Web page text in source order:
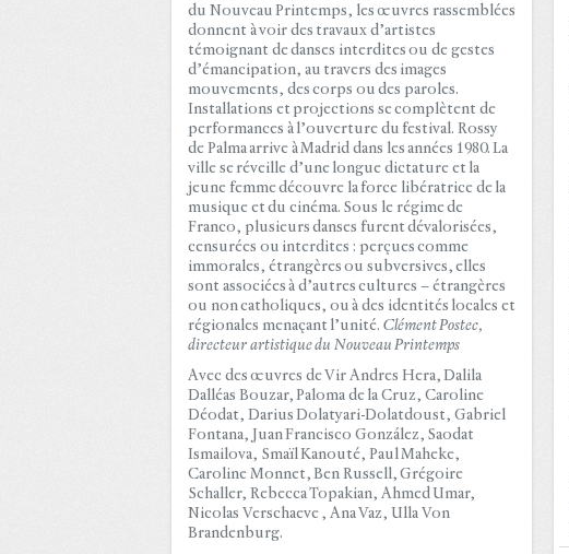
du Nouveau Printemps, les œuvres rassemblées
donnent à voir des travaux d’artistes
témoignant de danses interdites ou de gestes
d’émancipation, au travers des images
mouvements, des corps ou des paroles.
Installations et projections se complètent de
performances à l’ouverture du festival. Rossy
de Palma arrive à Madrid dans les années 1980. La
ville se réveille d’une longue dictature et la
jeune femme découvre la force libératrice de la
musique et du cinéma. Sous le régime de
Franco, plusieurs danses furent dévalorisées,
censurées ou interdites : perçues comme
immorales, étrangères ou subversives, elles
sont associées à d’autres cultures – étrangères
ou non catholiques, ou à des identités locales et
régionales menaçant l’unité. Clément Postec,
directeur artistique du Nouveau Printemps
Avec des œuvres de Vir Andres Hera, Dalila
Dalléas Bouzar, Paloma de la Cruz, Caroline
Déodat, Darius Dolatyari-Dolatdoust, Gabriel
Fontana, Juan Francisco González, Saodat
Ismailova, Smaïl Kanouté, Paul Maheke,
Caroline Monnet, Ben Russell, Grégoire
Schaller, Rebecca Topakian, Ahmed Umar,
Nicolas Verschaeve , Ana Vaz, Ulla Von
Brandenburg.